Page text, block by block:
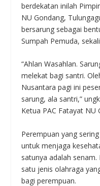
berdekatan inilah
NU Gondang,
bersarung sebagai
Sumpah Pemuda,
“Ahlan Wasahlan.
melekat bagi santri.
Nusantara pagi ini
sarung, ala santri,”
Ketua PAC Fatayat NU
Perempuan yang
untuk menjaga
satunya adalah
satu jenis olahraga
bagi perempuan.